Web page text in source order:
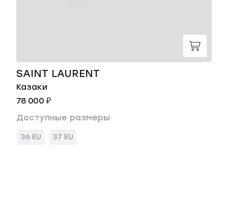
SAINT LAURENT
Казаки
78 000 ₽
Доступные размеры
36 EU 37 EU